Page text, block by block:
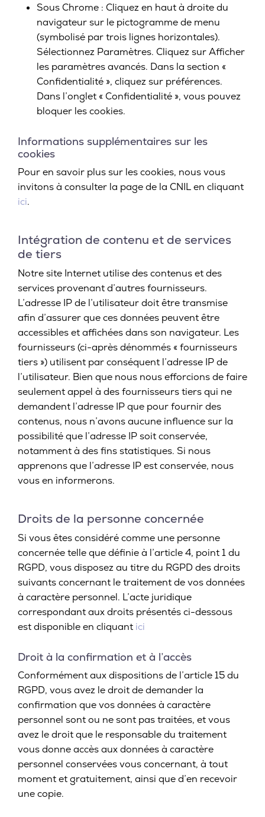
Sous Chrome : Cliquez en haut à droite du
navigateur sur le pictogramme de menu
(symbolisé par trois lignes horizontales).
Sélectionnez Paramètres. Cliquez sur Afficher
les paramètres avancés. Dans la section «
Confidentialité », cliquez sur préférences.
Dans l’onglet « Confidentialité », vous pouvez
bloquer les cookies.
Informations supplémentaires sur les
cookies
Pour en savoir plus sur les cookies, nous vous
invitons à consulter la page de la CNIL en cliquant
ici.
Intégration de contenu et de services
de tiers
Notre site Internet utilise des contenus et des
services provenant d’autres fournisseurs.
L’adresse IP de l’utilisateur doit être transmise
afin d’assurer que ces données peuvent être
accessibles et affichées dans son navigateur. Les
fournisseurs (ci-après dénommés « fournisseurs
tiers ») utilisent par conséquent l’adresse IP de
l’utilisateur. Bien que nous nous efforcions de faire
seulement appel à des fournisseurs tiers qui ne
demandent l’adresse IP que pour fournir des
contenus, nous n’avons aucune influence sur la
possibilité que l’adresse IP soit conservée,
notamment à des fins statistiques. Si nous
apprenons que l’adresse IP est conservée, nous
vous en informerons.
Droits de la personne concernée
Si vous êtes considéré comme une personne
concernée telle que définie à l’article 4, point 1 du
RGPD, vous disposez au titre du RGPD des droits
suivants concernant le traitement de vos données
à caractère personnel. L’acte juridique
correspondant aux droits présentés ci-dessous
est disponible en cliquant ici
Droit à la confirmation et à l’accès
Conformément aux dispositions de l’article 15 du
RGPD, vous avez le droit de demander la
confirmation que vos données à caractère
personnel sont ou ne sont pas traitées, et vous
avez le droit que le responsable du traitement
vous donne accès aux données à caractère
personnel conservées vous concernant, à tout
moment et gratuitement, ainsi que d’en recevoir
une copie.